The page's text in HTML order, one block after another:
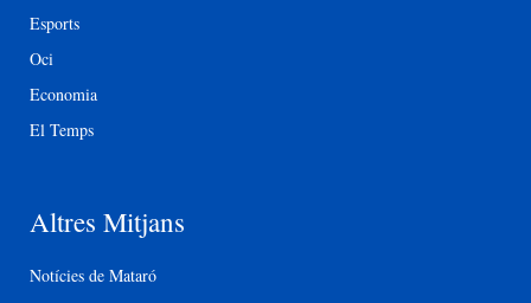
Esports
Oci
Economia
El Temps
Altres Mitjans
Notícies de Mataró